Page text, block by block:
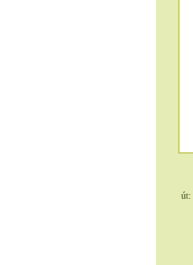
út: